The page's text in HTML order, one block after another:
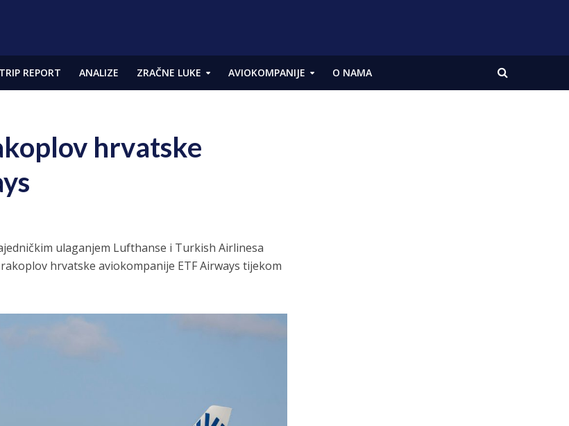
TRIP REPORT ANALIZE ZRAČNE LUKE AVIOKOMPANIJE O NAMA
hrvatske
ulaganjem Lufthanse i Turkish Airlinesa
hrvatske aviokompanije ETF Airways tijekom